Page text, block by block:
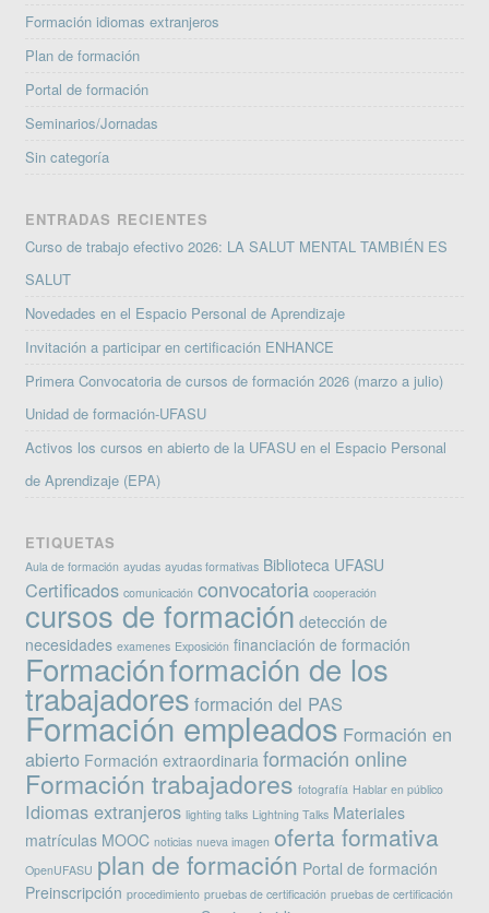
Formación idiomas extranjeros
Plan de formación
Portal de formación
Seminarios/Jornadas
Sin categoría
ENTRADAS RECIENTES
Curso de trabajo efectivo 2026: LA SALUT MENTAL TAMBIÉN ES
SALUT
Novedades en el Espacio Personal de Aprendizaje
Invitación a participar en certificación ENHANCE
Primera Convocatoria de cursos de formación 2026 (marzo a julio)
Unidad de formación-UFASU
Activos los cursos en abierto de la UFASU en el Espacio Personal
de Aprendizaje (EPA)
ETIQUETAS
Aula de formación ayudas ayudas formativas Biblioteca UFASU
Certificados comunicación convocatoria cooperación
cursos de formación detección de
necesidades examenes Exposición financiación de formación
Formaciónformación de los
trabajadores formación del PAS
Formación empleados Formación en
abierto Formación extraordinaria formación online
Formación trabajadores fotografía Hablar en público
Idiomas extranjeros lighting talks Lightning Talks Materiales
matrículas MOOC noticias nueva imagen oferta formativa
OpenUFASU plan de formación Portal de formación
Preinscripción procedimiento pruebas de certificación pruebas de certificación